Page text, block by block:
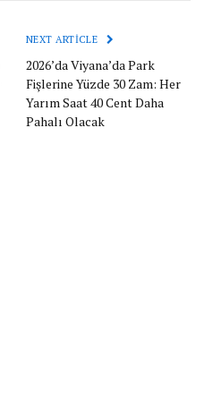
NEXT ARTICLE
2026’da Viyana’da Park
Fişlerine Yüzde 30 Zam: Her
Yarım Saat 40 Cent Daha
Pahalı Olacak